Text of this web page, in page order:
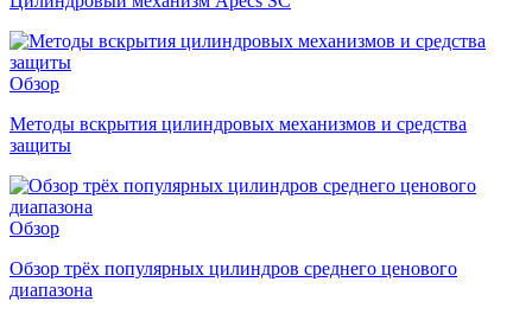
Обзор
Методы вскрытия цилиндровых механизмов и средства
защиты
Обзор
Обзор трёх популярных цилиндров среднего ценового
диапазона